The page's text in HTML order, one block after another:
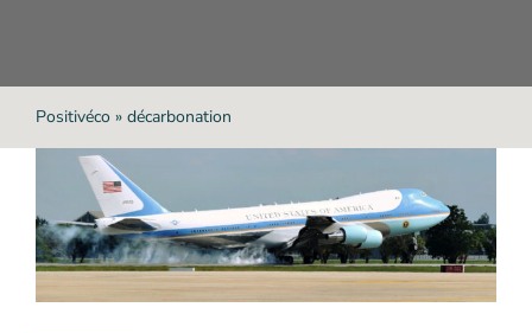
Positivéco» décarbonation